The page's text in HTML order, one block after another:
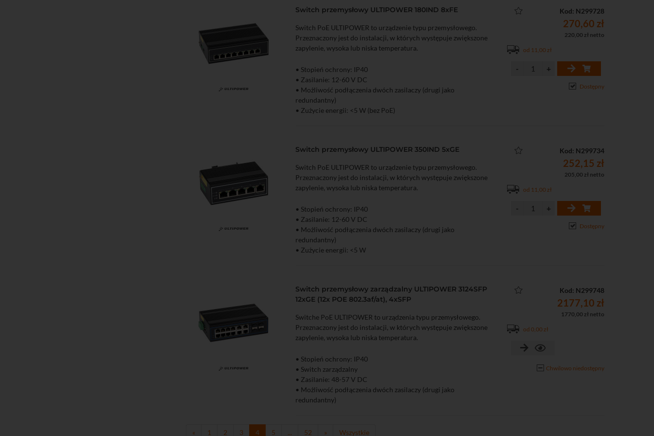
• Możliwy montaż na szynie DIN
Do koszyka
Switch przemysłowy ULTIPOWER 180IND 8xFE
Switch PoE ULTIPOWER to urządzenie typu przemysłowego.
Przeznaczony jest do instalacji, w których występuje zwiększone
zapylenie, wysoka lub niska temperatura.
• Stopień ochrony: IP40
• Zasilanie: 12-60 V DC
• Możliwość podłączenia dwóch zasilaczy (drugi jako
redundantny)
• Zużycie energii: <5 W (bez PoE)
• Dopuszczalna wilgotność otoczenia: 5...95%
Kod: N299728
270,60 zł
220,00 zł netto
od 11,00 zł
Dostępny
Do koszyka
Switch przemysłowy ULTIPOWER 350IND 5xGE
Switch PoE ULTIPOWER to urządzenie typu przemysłowego.
Przeznaczony jest do instalacji, w których występuje zwiększone
zapylenie, wysoka lub niska temperatura.
• Stopień ochrony: IP40
• Zasilanie: 12-60 V DC
• Możliwość podłączenia dwóch zasilaczy (drugi jako
redundantny)
• Zużycie energii: <5 W
• Dopuszczalna wilgotność otoczenia: 5...95%
• Możliwy montaż na szynie DIN
Kod: N299734
252,15 zł
205,00 zł netto
od 11,00 zł
Dostępny
Switch przemysłowy zarządzalny ULTIPOWER 3124SFP
12xGE (12x POE 802.3af/at), 4xSFP
Switche PoE ULTIPOWER to urządzenia typu przemysłowego.
Przeznaczony jest do instalacji, w których występuje zwiększone
zapylenie, wysoka lub niska temperatura.
• Stopień ochrony: IP40
• Switch zarządzalny
• Zasilanie: 48-57 V DC
• Możliwość podłączenia dwóch zasilaczy (drugi jako
redundantny)
• Porty PoE: 12
Kod: N299748
2177,10 zł
1770,00 zł netto
od 0,00 zł
Chwilowo niedostępny
« 1 2 3 4 5 ... 52 » Wszystkie